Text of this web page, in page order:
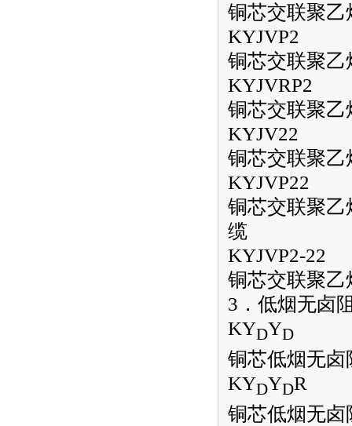
铜芯交联聚
KYJVP2
铜芯交联聚
KYJVRP2
铜芯交联聚
KYJV22
铜芯交联聚
KYJVP22
铜芯交联聚
缆
KYJVP2-22
铜芯交联聚
3．低烟无卤
KYDYD
铜芯低烟无
KYDYDR
铜芯低烟无